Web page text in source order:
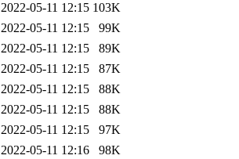
2022-05-11 12:15 103K
2022-05-11 12:15
99K
2022-05-11 12:15
89K
2022-05-11 12:15
87K
2022-05-11 12:15
88K
2022-05-11 12:15
88K
2022-05-11 12:15
97K
2022-05-11 12:16
98K